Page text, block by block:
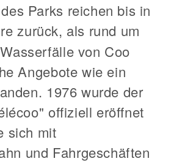
Parks reichen bis in
zurück, als rund um
von Coo
Angebote wie ein
1976 wurde der
offiziell eröffnet
sich mit
und Fahrgeschäften